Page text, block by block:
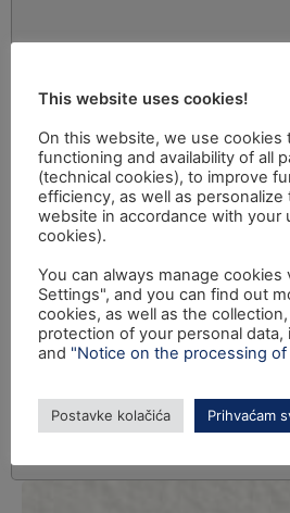
This website uses cookies!
On this website, we use cookies
functioning and availability of all
(technical cookies), to improve
efficiency, as well as
website in accordance with your
cookies).
You can always manage cookies
Settings", and you can find out
cookies, as well as the
protection of your personal data,
and "Notice on the processing of
Postavke kolačića Prihvaćam